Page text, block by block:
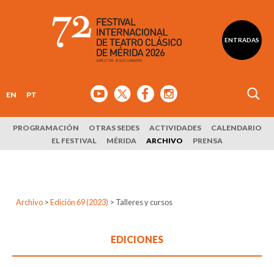
ENTRADAS
EN PT
PROGRAMACIÓN OTRAS SEDES ACTIVIDADES
CALENDARIO
EL FESTIVAL
MÉRIDA ARCHIVO PRENSA
Archivo > Edición 69 (2023) > Talleres y cursos
EDICIONES